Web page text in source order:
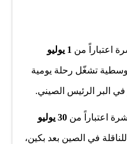
اعتباراً من 1 يوليو
تشغّل رحلة يومية
في البر الرئيس الصيني.
اعتباراً من 30 يوليو
في الصين بعد بكين،